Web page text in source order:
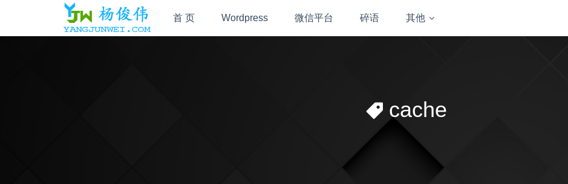
首 页 Wordpress 微信平台 碎语 其他
cache